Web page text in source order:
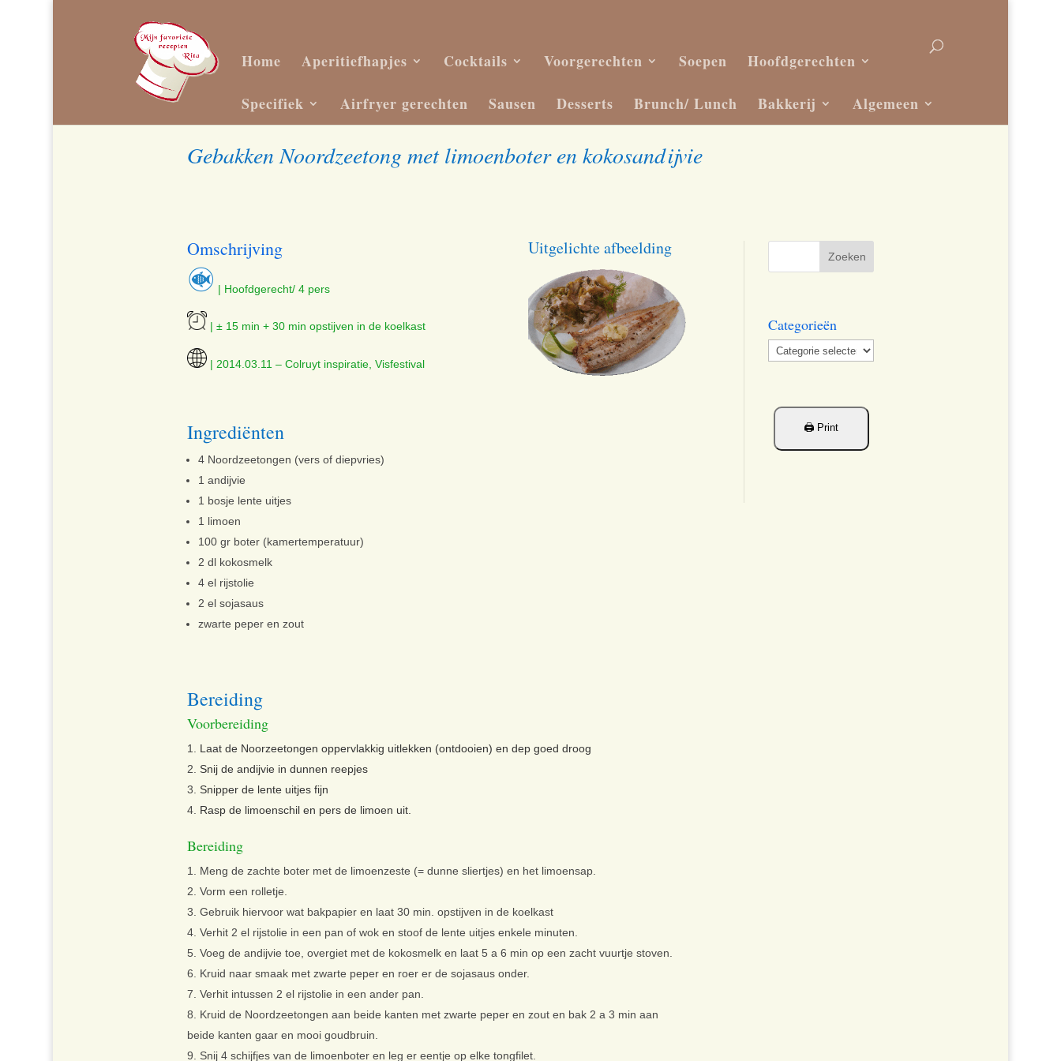
Home Aperitiefhapjes Cocktails Voorgerechten Soepen Hoofdgerechten
Specifiek Airfryer gerechten Sausen Desserts Brunch/ Lunch Bakkerij Algemeen
Gebakken Noordzeetong met limoenboter en kokosandijvie
Omschrijving
| Hoofdgerecht/ 4 pers
| ± 15 min + 30 min opstijven in de koelkast
| 2014.03.11 – Colruyt inspiratie, Visfestival
Uitgelichte afbeelding
Ingrediënten
4 Noordzeetongen (vers of diepvries)
1 andijvie
1 bosje lente uitjes
1 limoen
100 gr boter (kamertemperatuur)
2 dl kokosmelk
4 el rijstolie
2 el sojasaus
zwarte peper en zout
Bereiding
Voorbereiding
Laat de Noorzeetongen oppervlakkig uitlekken (ontdooien) en dep goed droog
Snij de andijvie in dunnen reepjes
Snipper de lente uitjes fijn
Rasp de limoenschil en pers de limoen uit.
Bereiding
Meng de zachte boter met de limoenzeste (= dunne sliertjes) en het limoensap.
Vorm een rolletje.
Gebruik hiervoor wat bakpapier en laat 30 min. opstijven in de koelkast
Verhit 2 el rijstolie in een pan of wok en stoof de lente uitjes enkele minuten.
Voeg de andijvie toe, overgiet met de kokosmelk en laat 5 a 6 min op een zacht vuurtje stoven.
Kruid naar smaak met zwarte peper en roer er de sojasaus onder.
Verhit intussen 2 el rijstolie in een ander pan.
Kruid de Noordzeetongen aan beide kanten met zwarte peper en zout en bak 2 a 3 min aan
beide kanten gaar en mooi goudbruin.
Snij 4 schijfjes van de limoenboter en leg er eentje op elke tongfilet.
Categorieën
Categorieën